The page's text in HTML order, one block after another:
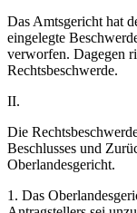
Das Amtsgericht hat
eingelegte
verworfen. Dagegen
Rechtsbeschwerde.
II.
Die
Beschlusses und
Oberlandesgericht.
1. Das